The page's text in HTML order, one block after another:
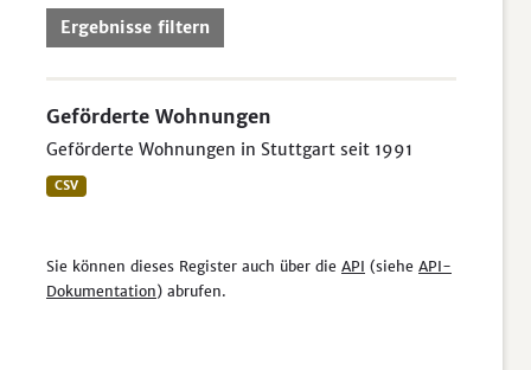
Ergebnisse filtern
Geförderte Wohnungen
Geförderte Wohnungen in Stuttgart seit 1991
CSV
Sie können dieses Register auch über die API (siehe API-
Dokumentation) abrufen.